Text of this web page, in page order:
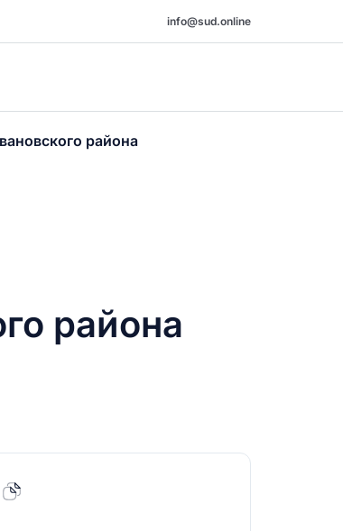
info@sud.online
района
района